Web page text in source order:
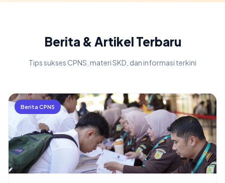
Berita & Artikel Terbaru
Tips sukses CPNS, materi SKD, dan informasi terkini
Berita CPNS